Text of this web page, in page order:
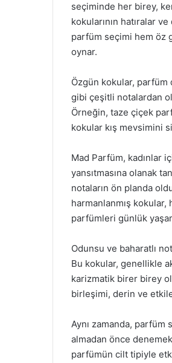
seçiminde her birey,
kokularının hatıralar
parfüm seçimi hem öz
oynar.
Özgün kokular, parfüm
gibi çeşitli notalardan
Örneğin, taze çiçek
kokular kış mevsimini
Mad Parfüm, kadınlar
yansıtmasına olanak
notaların ön planda
harmanlanmış kokular,
parfümleri günlük
Odunsu ve baharatlı
Bu kokular, genellikle
karizmatik birer birey
birleşimi, derin ve
Aynı zamanda,
almadan önce
parfümün cilt tipiyle